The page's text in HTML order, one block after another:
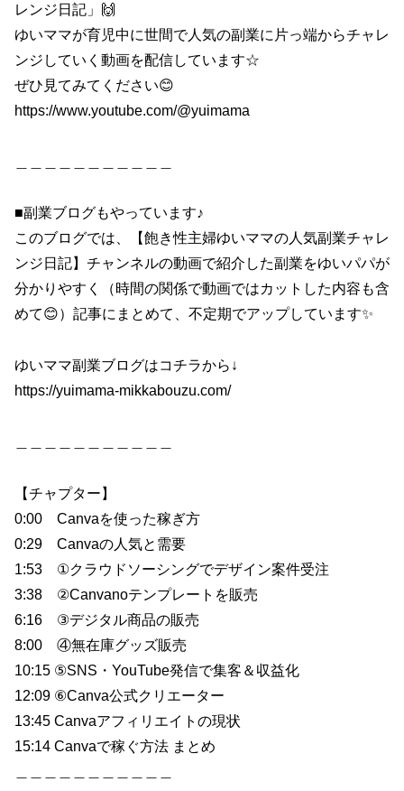
レンジ日記」🙌
ゆいママが育児中に世間で人気の副業に片っ端からチャレ
ンジしていく動画を配信しています☆
ぜひ見てみてください😊
https://www.youtube.com/@yuimama
■副業ブログもやっています♪
このブログでは、【飽き性主婦ゆいママの人気副業チャレ
ンジ日記】チャンネルの動画で紹介した副業をゆいパパが
分かりやすく（時間の関係で動画ではカットした内容も含
めて😊）記事にまとめて、不定期でアップしています✨
ゆいママ副業ブログはコチラから↓
https://yuimama-mikkabouzu.com/
【チャプター】
0:00 Canvaを使った稼ぎ方
0:29 Canvaの人気と需要
1:53 ①クラウドソーシングでデザイン案件受注
3:38 ②Canvanoテンプレートを販売
6:16 ③デジタル商品の販売
8:00 ④無在庫グッズ販売
10:15 ⑤SNS・YouTube発信で集客＆収益化
12:09 ⑥Canva公式クリエーター
13:45 Canvaアフィリエイトの現状
15:14 Canvaで稼ぐ方法 まとめ